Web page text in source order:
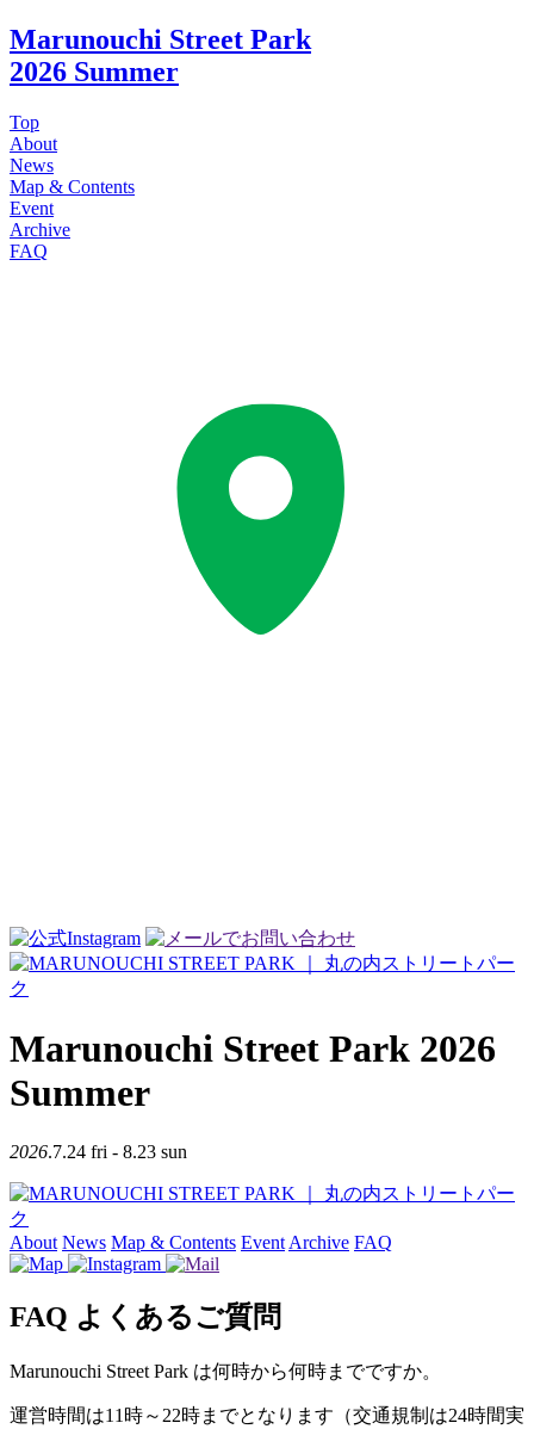
Marunouchi Street Park
2026 Summer
Top
About
News
Map & Contents
Event
Archive
FAQ
Marunouchi Street Park 2026
Summer
2026.7.24 fri - 8.23 sun
About News Map & Contents Event Archive FAQ
FAQ よくあるご質問
Marunouchi Street Park は何時から何時までですか。
運営時間は11時～22時までとなります（交通規制は24時間実